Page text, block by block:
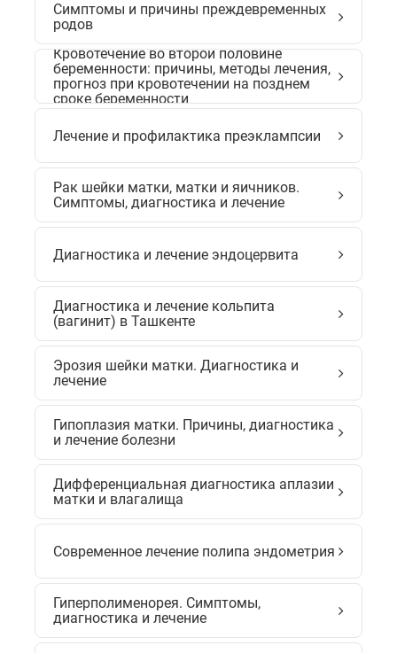
Симптомы и причины преждевременных
родов
Кровотечение во второй половине
беременности: причины, методы лечения,
прогноз при кровотечении на позднем
сроке беременности
Лечение и профилактика преэклампсии
Рак шейки матки, матки и яичников.
Симптомы, диагностика и лечение
Диагностика и лечение эндоцервита
Диагностика и лечение кольпита
(вагинит) в Ташкенте
Эрозия шейки матки. Диагностика и
лечение
Гипоплазия матки. Причины, диагностика
и лечение болезни
Дифференциальная диагностика аплазии
матки и влагалища
Современное лечение полипа эндометрия
Гиперполименорея. Симптомы,
диагностика и лечение